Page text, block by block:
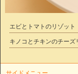
エビとトマトのリゾット
キノコとチキンのチーズ